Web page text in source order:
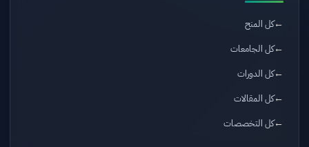
كل المنح
كل الجامعات
كل الدورات
كل المقالات
كل التخصصات